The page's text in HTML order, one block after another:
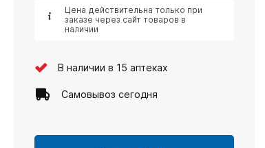
Цена действительна только при
заказе через сайт товаров в
наличии
В наличии в 15 аптеках
Самовывоз сегодня